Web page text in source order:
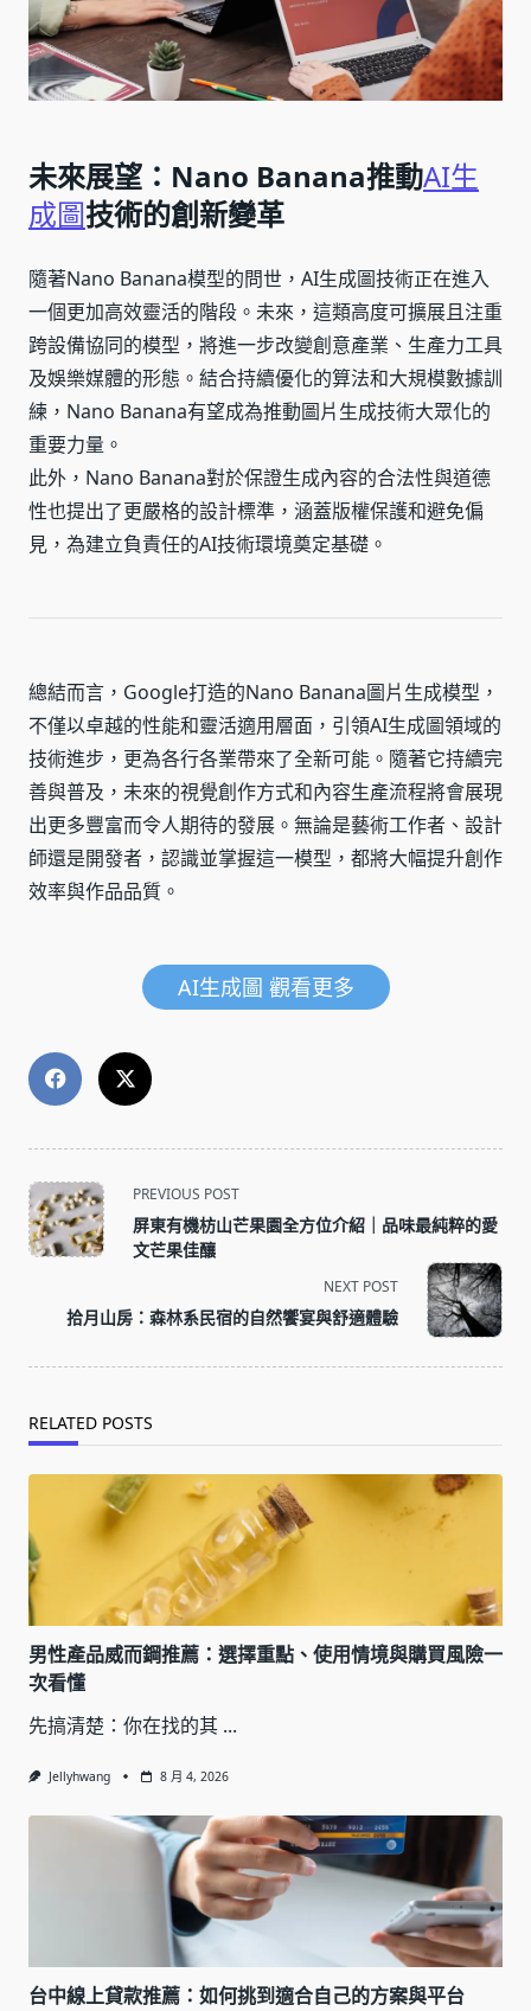
未來展望：Nano Banana推動AI生
成圖技術的創新變革
隨著Nano Banana模型的問世，AI生成圖技術正在進入
一個更加高效靈活的階段。未來，這類高度可擴展且注重
跨設備協同的模型，將進一步改變創意產業、生產力工具
及娛樂媒體的形態。結合持續優化的算法和大規模數據訓
練，Nano Banana有望成為推動圖片生成技術大眾化的
重要力量。
此外，Nano Banana對於保證生成內容的合法性與道德
性也提出了更嚴格的設計標準，涵蓋版權保護和避免偏
見，為建立負責任的AI技術環境奠定基礎。
總結而言，Google打造的Nano Banana圖片生成模型，
不僅以卓越的性能和靈活適用層面，引領AI生成圖領域的
技術進步，更為各行各業帶來了全新可能。隨著它持續完
善與普及，未來的視覺創作方式和內容生產流程將會展現
出更多豐富而令人期待的發展。無論是藝術工作者、設計
師還是開發者，認識並掌握這一模型，都將大幅提升創作
效率與作品品質。
AI生成圖 觀看更多
<span
class="nav-
subtitle
reader-
text">Page</span>
PREVIOUS POST
屏東有機枋山芒果園全方位介紹｜品味最純粹的愛
文芒果佳釀
NEXT POST
拾月山房：森林系民宿的自然饗宴與舒適體驗
RELATED POSTS
男性產品威而鋼推薦：選擇重點、使用情境與購買風險一
次看懂
先搞清楚：你在找的其 ...
Jellyhwang 8 月 4, 2026
台中線上貸款推薦：如何挑到適合自己的方案與平台